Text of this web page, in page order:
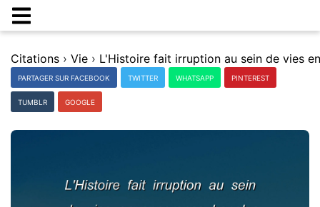
Citations › Vie ›
PARTAGER SUR FACEBOOK TWITTER WHATSAPP PINTEREST
TUMBLR GOOGLE